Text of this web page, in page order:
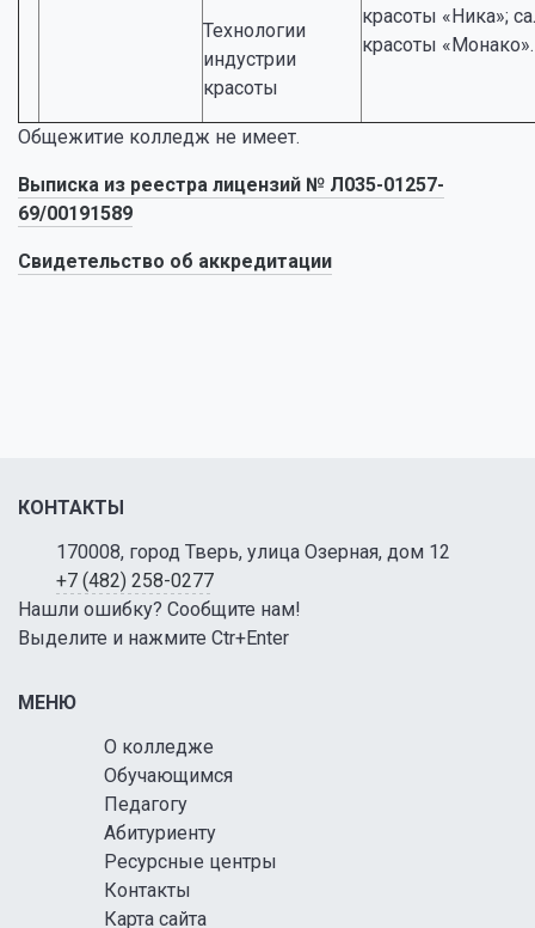
Технологии
индустрии
красоты
красоты «Ника»;
красоты «Монако».
Общежитие колледж не имеет.
Выписка из реестра лицензий № Л035-01257-
69/00191589
Свидетельство об аккредитации
КОНТАКТЫ
170008, город Тверь, улица Озерная, дом 12
+7 (482) 258-0277
Нашли ошибку? Сообщите нам!
Выделите и нажмите Ctr+Enter
МЕНЮ
О колледже
Обучающимся
Педагогу
Абитуриенту
Ресурсные центры
Контакты
Карта сайта